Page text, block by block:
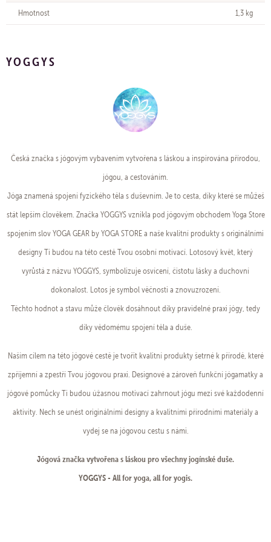
Hmotnost 1,3 kg
YOGGYS
Česká značka s jógovým vybavením vytvořena s láskou a inspirována přírodou,
jógou, a cestováním.
Jóga znamená spojení fyzického těla s duševním. Je to cesta, díky které se můžeš
stát lepším člověkem. Značka YOGGYS vznikla pod jógovým obchodem Yoga Store
spojením slov YOGA GEAR by YOGA STORE a naše kvalitní produkty s originálními
designy Ti budou na této cestě Tvou osobní motivací. Lotosový květ, který
vyrůstá z názvu YOGGYS, symbolizuje osvícení, čistotu lásky a duchovní
dokonalost. Lotos je symbol věčnosti a znovuzrození.
Těchto hodnot a stavu může člověk dosáhnout díky pravidelné praxi jógy, tedy
díky vědomému spojení těla a duše.
Naším cílem na této jógové cestě je tvořit kvalitní produkty šetrné k přírodě, které
zpříjemní a zpestří Tvou jógovou praxi. Designové a zároveň funkční jógamatky a
jógové pomůcky Ti budou úžasnou motivací zahrnout jógu mezi své každodenní
aktivity. Nech se unést originálními designy a kvalitními přírodními materiály a
vydej se na jógovou cestu s námi.
Jógová značka vytvořena s láskou pro všechny jogínské duše.
YOGGYS - All for yoga, all for yogis.